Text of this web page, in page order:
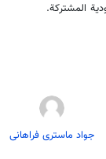
المشتركة.
جواد ماستری فراهانی